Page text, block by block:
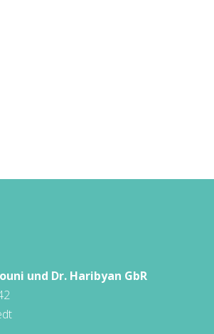
und Dr. Haribyan GbR